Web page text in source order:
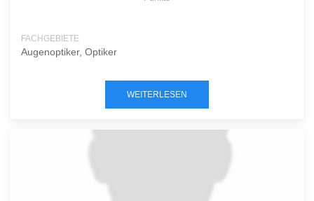
FACHGEBIETE
Augenoptiker, Optiker
WEITERLESEN